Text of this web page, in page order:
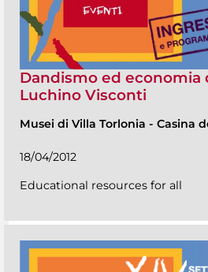
Dandismo ed economia
Luchino Visconti
Musei di Villa Torlonia - Casina
18/04/2012
Educational resources for all